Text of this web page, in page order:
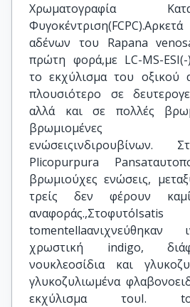
Χρωματογραφία
αδένων του Rapana
πρώτη φορά,με LC-MS-ESI(-
το εκχύλισμα του οξικού
πλουσιότερο σε
αλλά και σε πολλές
βρωμιομένες
Plicopurpura
βρωμιούχες ενώσεις,
τρείς δεν φέρουν
αναφοράς.,ΣτοφυτόIsatis
tomentellaανιχνεύθηκαν
χρωστική indigo,
νουκλεοσίδια και
γλυκοζυλιωμένα
εκχύλισμα τουI.